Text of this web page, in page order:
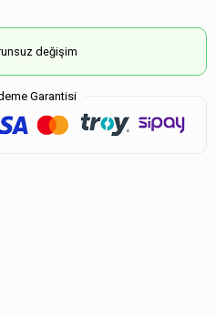
değişim
Garantisi